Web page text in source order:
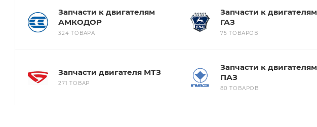
Запчасти к двигателям
АМКОДОР
324 ТОВАРА
Запчасти к двигателям
ГАЗ
75 ТОВАРОВ
Запчасти двигателя МТЗ
271 ТОВАР
Запчасти к двигателям
ПАЗ
80 ТОВАРОВ